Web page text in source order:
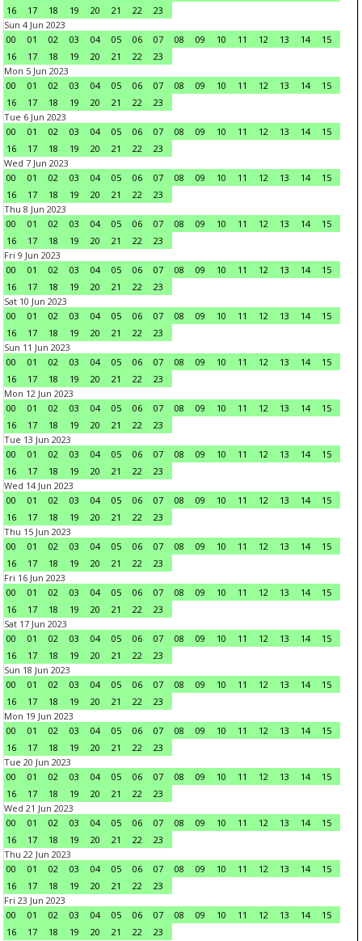
16
17 18 19 20 21 22
23
Sun 4 Jun 2023
00
01 02 03 04 05 06 07 08 09 10 11 12 13 14
15
16
17 18 19 20 21 22
23
Mon 5 Jun 2023
00
01 02 03 04 05 06 07 08 09 10 11 12 13 14
15
16
17 18 19 20 21 22
23
Tue 6 Jun 2023
00
01 02 03 04 05 06 07 08 09 10 11 12 13 14
15
16
17 18 19 20 21 22
23
Wed 7 Jun 2023
00
01 02 03 04 05 06 07 08 09 10 11 12 13 14
15
16
17 18 19 20 21 22
23
Thu 8 Jun 2023
00
01 02 03 04 05 06 07 08 09 10 11 12 13 14
15
16
17 18 19 20 21 22
23
Fri 9 Jun 2023
00
01 02 03 04 05 06 07 08 09 10 11 12 13 14
15
16
17 18 19 20 21 22
23
Sat 10 Jun 2023
00
01 02 03 04 05 06 07 08 09 10 11 12 13 14
15
16
17 18 19 20 21 22
23
Sun 11 Jun 2023
00
01 02 03 04 05 06 07 08 09 10 11 12 13 14
15
16
17 18 19 20 21 22
23
Mon 12 Jun 2023
00
01 02 03 04 05 06 07 08 09 10 11 12 13 14
15
16
17 18 19 20 21 22
23
Tue 13 Jun 2023
00
01 02 03 04 05 06 07 08 09 10 11 12 13 14
15
16
17 18 19 20 21 22
23
Wed 14 Jun 2023
00
01 02 03 04 05 06 07 08 09 10 11 12 13 14
15
16
17 18 19 20 21 22
23
Thu 15 Jun 2023
00
01 02 03 04 05 06 07 08 09 10 11 12 13 14
15
16
17 18 19 20 21 22
23
Fri 16 Jun 2023
00
01 02 03 04 05 06 07 08 09 10 11 12 13 14
15
16
17 18 19 20 21 22
23
Sat 17 Jun 2023
00
01 02 03 04 05 06 07 08 09 10 11 12 13 14
15
16
17 18 19 20 21 22
23
Sun 18 Jun 2023
00
01 02 03 04 05 06 07 08 09 10 11 12 13 14
15
16
17 18 19 20 21 22
23
Mon 19 Jun 2023
00
01 02 03 04 05 06 07 08 09 10 11 12 13 14
15
16
17 18 19 20 21 22
23
Tue 20 Jun 2023
00
01 02 03 04 05 06 07 08 09 10 11 12 13 14
15
16
17 18 19 20 21 22
23
Wed 21 Jun 2023
00
01 02 03 04 05 06 07 08 09 10 11 12 13 14
15
16
17 18 19 20 21 22
23
Thu 22 Jun 2023
00
01 02 03 04 05 06 07 08 09 10 11 12 13 14
15
16
17 18 19 20 21 22
23
Fri 23 Jun 2023
00
01 02 03 04 05 06 07 08 09 10 11 12 13 14
15
16
17 18 19 20 21 22
23